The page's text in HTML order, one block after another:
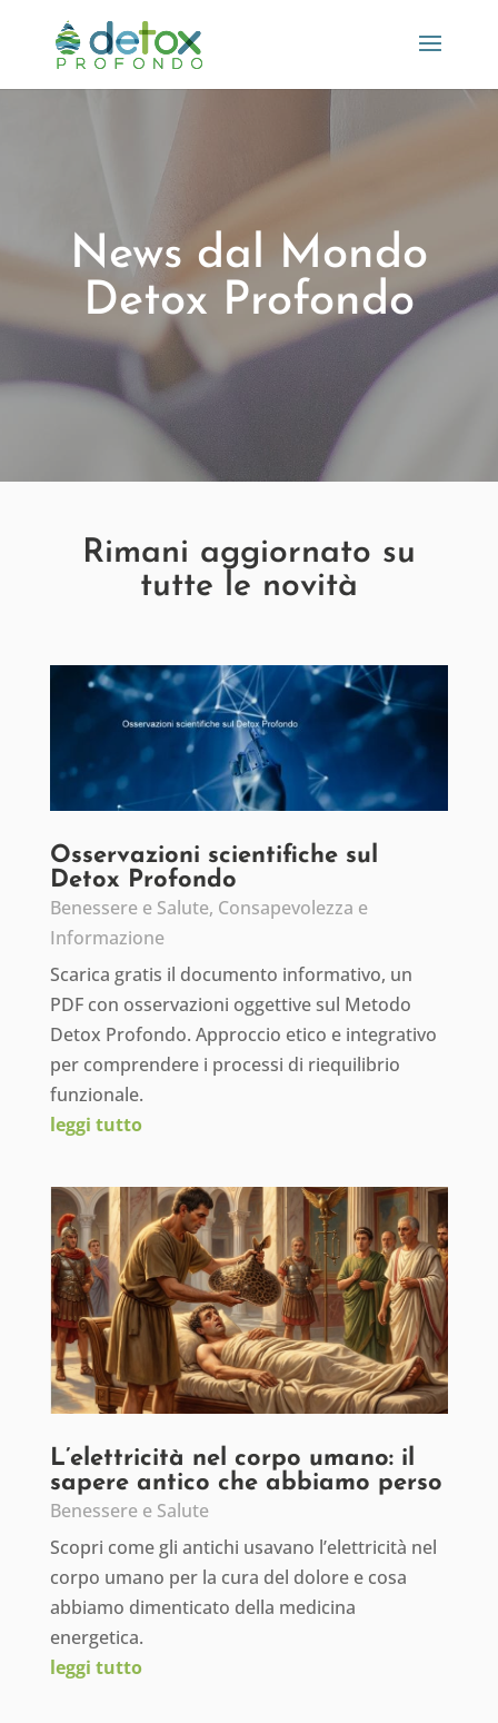
News dal Mondo
Detox Profondo
Rimani aggiornato su
tutte le novità
Osservazioni scientifiche sul
Detox Profondo
Benessere e Salute, Consapevolezza e
Informazione
Scarica gratis il documento informativo, un
PDF con osservazioni oggettive sul Metodo
Detox Profondo. Approccio etico e integrativo
per comprendere i processi di riequilibrio
funzionale.
leggi tutto
L’elettricità nel corpo umano: il
sapere antico che abbiamo perso
Benessere e Salute
Scopri come gli antichi usavano l’elettricità nel
corpo umano per la cura del dolore e cosa
abbiamo dimenticato della medicina
energetica.
leggi tutto